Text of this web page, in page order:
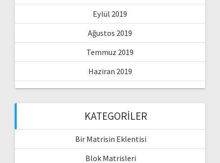
Eylül 2019
Ağustos 2019
Temmuz 2019
Haziran 2019
KATEGORILER
Bir Matrisin Eklentisi
Blok Matrisleri